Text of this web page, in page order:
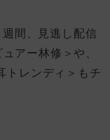
週間、見逃し配信
アー林修＞や、
トレンディ＞もチ